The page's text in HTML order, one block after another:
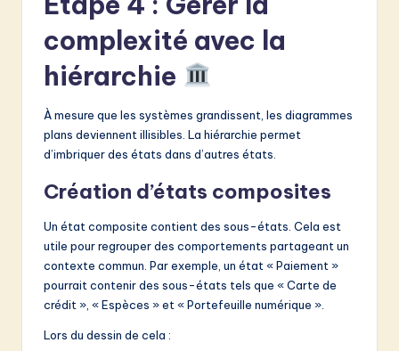
complexité avec la
hiérarchie
À mesure que les systèmes grandissent, les diagrammes
plans deviennent illisibles. La hiérarchie permet
d’imbriquer des états dans d’autres états.
Création d’états composites
Un état composite contient des sous-états. Cela est
utile pour regrouper des comportements partageant un
contexte commun. Par exemple, un état « Paiement »
pourrait contenir des sous-états tels que « Carte de
crédit », « Espèces » et « Portefeuille numérique ».
Lors du dessin de cela :